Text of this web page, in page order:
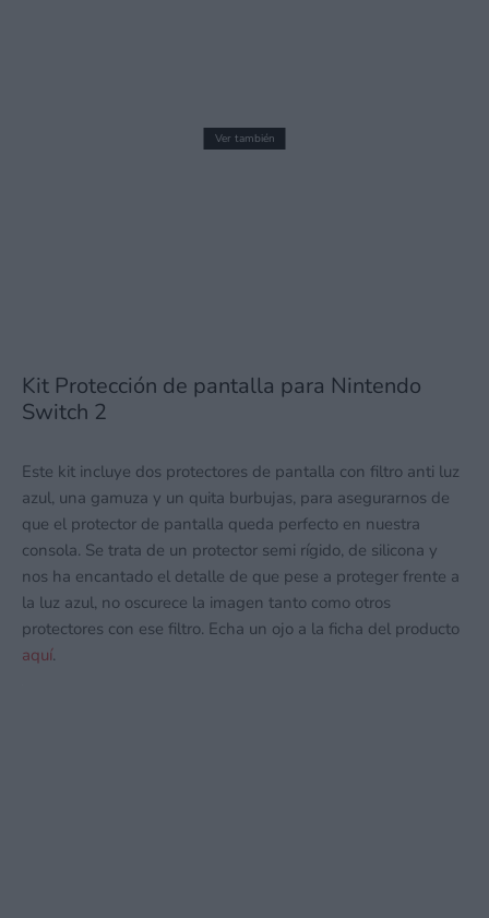
Ver también
Kit Protección de pantalla para Nintendo
Switch 2
Este kit incluye dos protectores de pantalla con filtro anti luz
azul, una gamuza y un quita burbujas, para asegurarnos de
que el protector de pantalla queda perfecto en nuestra
consola. Se trata de un protector semi rígido, de silicona y
nos ha encantado el detalle de que pese a proteger frente a
la luz azul, no oscurece la imagen tanto como otros
protectores con ese filtro. Echa un ojo a la ficha del producto
aquí.